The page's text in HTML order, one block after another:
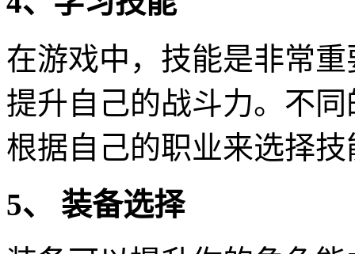
在游戏中，技能是非常
提升自己的战斗力。不
根据自己的职业来选择技
5、 装备选择